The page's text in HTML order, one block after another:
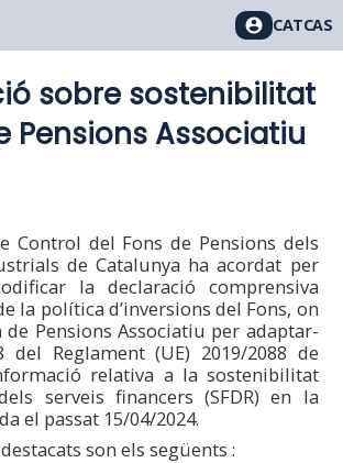
CATCAS
sobre sostenibilitat
Pensions Associatiu
Control del Fons de Pensions dels
de Catalunya ha acordat per
la declaració comprensiva
la política d’inversions del Fons, on
de Pensions Associatiu per adaptar-
del Reglament (UE) 2019/2088 de
relativa a la sostenibilitat
serveis financers (SFDR) en la
el passat 15/04/2024.
son els següents :